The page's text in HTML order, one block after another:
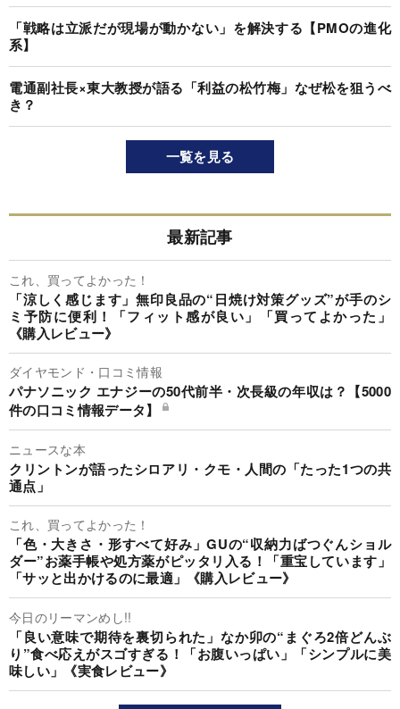
「戦略は立派だが現場が動かない」を解決する【PMOの進化
系】
電通副社長×東大教授が語る「利益の松竹梅」なぜ松を狙うべ
き？
一覧を見る
最新記事
これ、買ってよかった！
「涼しく感じます」無印良品の“日焼け対策グッズ”が手のシ
ミ予防に便利！「フィット感が良い」「買ってよかった」
《購入レビュー》
ダイヤモンド・口コミ情報
パナソニック エナジーの50代前半・次長級の年収は？【5000
件の口コミ情報データ】
ニュースな本
クリントンが語ったシロアリ・クモ・人間の「たった1つの共
通点」
これ、買ってよかった！
「色・大きさ・形すべて好み」GUの“収納力ばつぐんショル
ダー”お薬手帳や処方薬がピッタリ入る！「重宝しています」
「サッと出かけるのに最適」《購入レビュー》
今日のリーマンめし!!
「良い意味で期待を裏切られた」なか卯の“まぐろ2倍どんぶ
り”食べ応えがスゴすぎる！「お腹いっぱい」「シンプルに美
味しい」《実食レビュー》